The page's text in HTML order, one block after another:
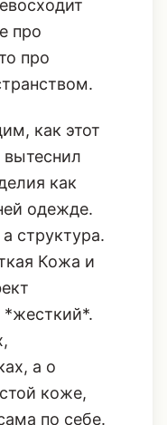
как этот
структура.
Кожа и
а о
коже,
по себе.
Black):**
усиливает